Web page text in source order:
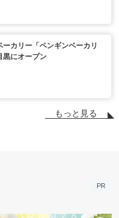
カリー「ペンギンベーカリ
黒にオープン
もっと見る
PR